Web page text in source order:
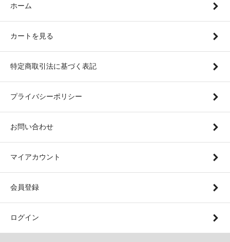
ホーム
カートを見る
特定商取引法に基づく表記
プライバシーポリシー
お問い合わせ
マイアカウント
会員登録
ログイン